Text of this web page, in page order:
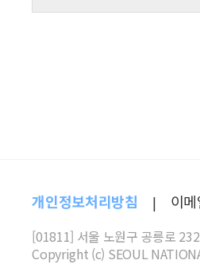
개인정보처리방침 | 이
[01811] 서울 노원구 공릉로
Copyright (c) SEOUL